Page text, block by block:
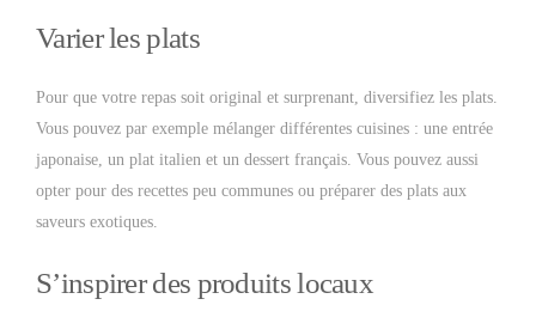
Varier les plats
Pour que votre repas soit original et surprenant, diversifiez les plats.
Vous pouvez par exemple mélanger différentes cuisines : une entrée
japonaise, un plat italien et un dessert français. Vous pouvez aussi
opter pour des recettes peu communes ou préparer des plats aux
saveurs exotiques.
S’inspirer des produits locaux